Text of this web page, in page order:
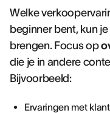
Welke
beginner bent, kun
brengen. Focus op
die je in andere
Bijvoorbeeld:
Ervaringen met